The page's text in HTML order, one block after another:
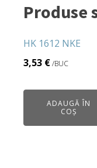
Produse
HK 1612 NKE
3,53 €/BUC
ADAUGĂ ÎN
COȘ